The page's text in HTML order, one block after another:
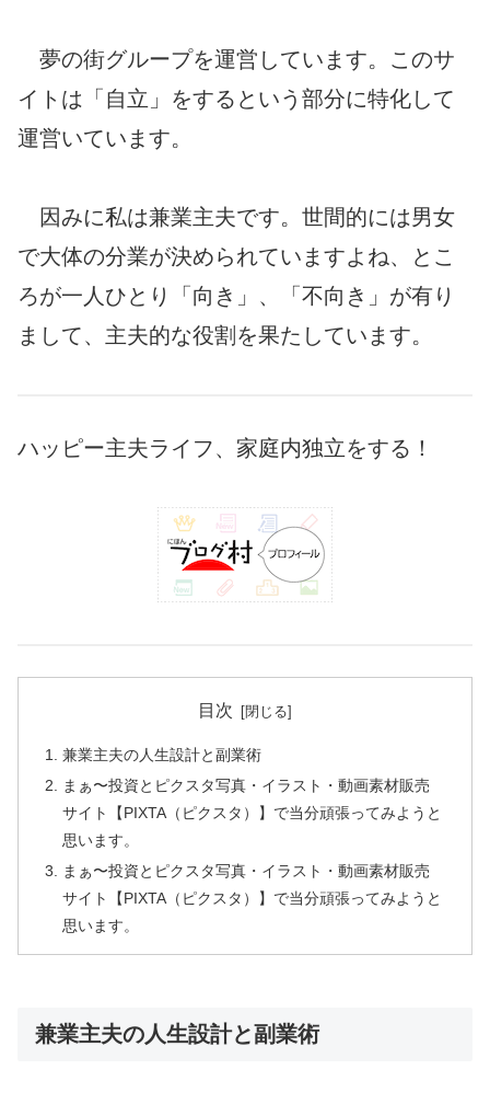
夢の街グループを運営しています。このサ
イトは「自立」をするという部分に特化して
運営いています。
因みに私は兼業主夫です。世間的には男女
で大体の分業が決められていますよね、とこ
ろが一人ひとり「向き」、「不向き」が有り
まして、主夫的な役割を果たしています。
ハッピー主夫ライフ、家庭内独立をする！
目次
兼業主夫の人生設計と副業術
まぁ〜投資とピクスタ写真・イラスト・動画素材販売
サイト【PIXTA（ピクスタ）】で当分頑張ってみようと
思います。
まぁ〜投資とピクスタ写真・イラスト・動画素材販売
サイト【PIXTA（ピクスタ）】で当分頑張ってみようと
思います。
兼業主夫の人生設計と副業術